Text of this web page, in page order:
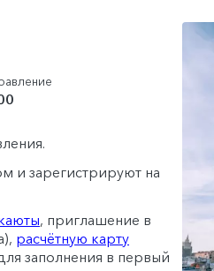
и зарегистрируют на
, приглашение в
расчётную карту
заполнения в первый